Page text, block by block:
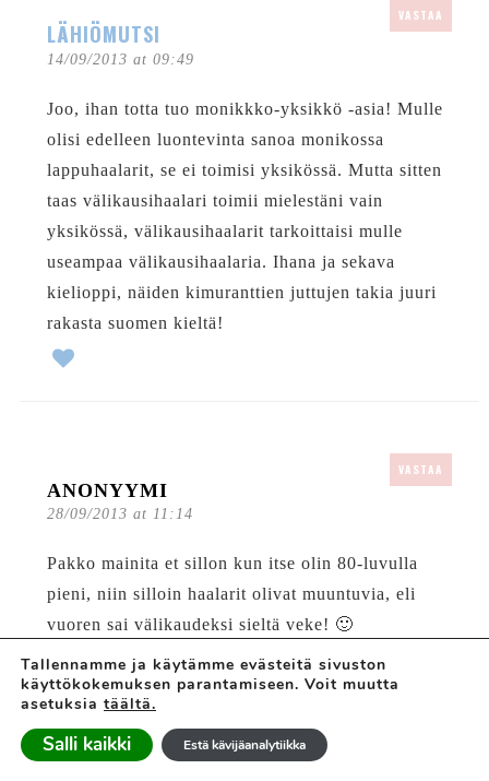
LÄHIÖMUTSI
14/09/2013 at 09:49
VASTAA
Joo, ihan totta tuo monikkko-yksikkö -asia! Mulle
olisi edelleen luontevinta sanoa monikossa
lappuhaalarit, se ei toimisi yksikössä. Mutta sitten
taas välikausihaalari toimii mielestäni vain
yksikössä, välikausihaalarit tarkoittaisi mulle
useampaa välikausihaalaria. Ihana ja sekava
kielioppi, näiden kimuranttien juttujen takia juuri
rakasta suomen kieltä!
ANONYYMI
28/09/2013 at 11:14
VASTAA
Pakko mainita et sillon kun itse olin 80-luvulla
pieni, niin silloin haalarit olivat muuntuvia, eli
vuoren sai välikaudeksi sieltä veke! 🙂
Tallennamme ja käytämme evästeitä sivuston
käyttökokemuksen parantamiseen. Voit muutta
asetuksia täältä.
Salli kaikki Estä kävijäanalytiikka